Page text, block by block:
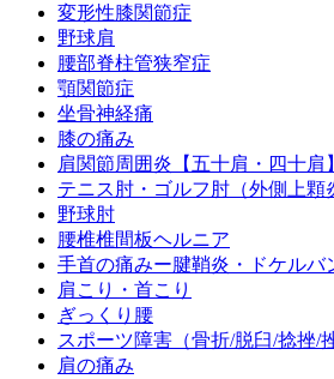
変形性膝関節症
野球肩
腰部脊柱管狭窄症
顎関節症
坐骨神経痛
膝の痛み
肩関節周囲炎【五十肩・四十肩】
テニス肘・ゴルフ肘（外側上顆
野球肘
腰椎椎間板ヘルニア
手首の痛みー腱鞘炎・ドケルバ
肩こり・首こり
ぎっくり腰
スポーツ障害（骨折/脱臼/捻挫/
肩の痛み